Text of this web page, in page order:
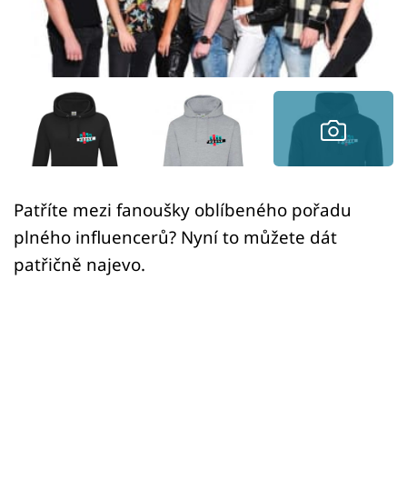
Videa
Sledujte prima+
Přihlášení
Sledujte nás
Patříte mezi fanoušky oblíbeného pořadu
plného influencerů? Nyní to můžete dát
patřičně najevo.